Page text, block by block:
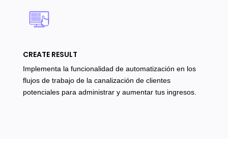
CREATE RESULT
Implementa la funcionalidad de automatización en los
flujos de trabajo de la canalización de clientes
potenciales para administrar y aumentar tus ingresos.